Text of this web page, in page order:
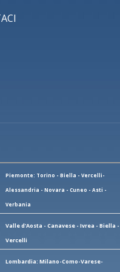
Piemonte: Torino - Biella - Vercelli-
Alessandria - Novara - Cuneo - Asti -
Verbania
Valle d'Aosta - Canavese - Ivrea - Biella -
Vercelli
Lombardia: Milano-Como-Varese-